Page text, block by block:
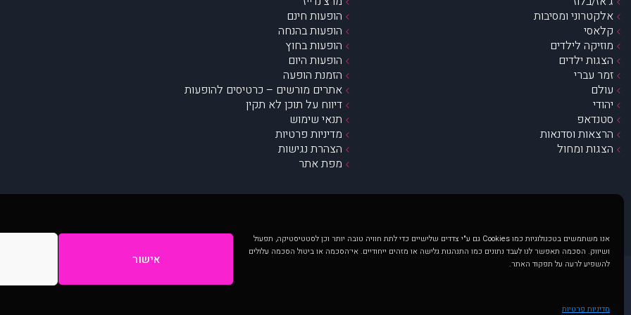
אנו משתמשים בטכנולוגיות כמו Cookies גם ע"י צדדים שלישיים כדי לתת חוויה טובה יותר וכן לסטטיסטיקה, תפעול
ושיווק. הסכמה תאפשר לנו לעבד נתונים כמו התנהגות גלישה או מזהים ייחודיים. אי־הסכמה או ביטול הסכמה עלולים
להשפיע לרעה על תפקוד האתר.
אישור
מדיניות פרטיות
אלקטרוני ומסיבות
קלאסי
מוזיקה לילדים
הצגות ילדים
זמר עברי
עולם
יהודי
סטנדאפ
הרצאות וסדנאות
הצגות ומחול
הופעות חינם
הופעות בהנחה
הופעות בחוץ
הופעות היום
הזמנת הופעה
אתרים מורשים – כרטיסים להופעות
דיווח על תוכן לא תקין
תנאי שימוש
מדיניות פרטיות
הצהרת נגישות
מפת אתר